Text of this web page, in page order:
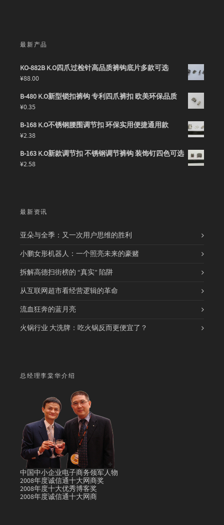
最新产品
KO-882B K.O四爪过检针高品质裤钩底片多款可选
¥88.00
B-480 K.O新型锁扣裤钩 专利四爪裤扣 欧美环保品质
¥0.35
B-168 K.O不锈钢腰围调节扣 环保实用便捷通用款
¥2.38
B-163 K.O新款调节扣 不锈钢调节裤钩 装饰钉四色可选
¥2.58
最新资讯
亚朵与全季：又一次用户思维的胜利
小鹏女形机器人：一个照亮未来的豪赌
拆解高德扫街榜的 “真实” 陷阱
从互联网超市看经营逻辑的革命
流血狂奔的蓝月亮
火锅行业 大洗牌：吃火锅反而更便宜了？
总经理李棠华介绍
中国中小企业电子商务领军人物
2008年度诚信通十大网商奖
2008年度十大优秀博客奖
2008年度诚信通十大网商